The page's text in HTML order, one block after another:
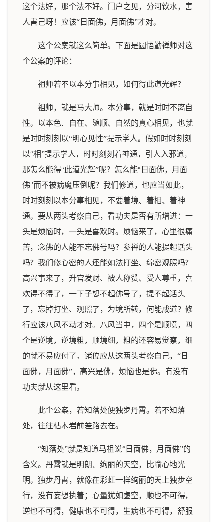
这个法好，那个法不好。门户之见，分河饮水，害
人害己呀！应该“日面佛，月面佛”才对。
这个公案就这么简单。下面是圆悟勤禅师对这
个公案的评论：
祖师若不以本分事相见，如何得此道光辉？
祖师，就是马大师。本分事，就是时时不离自
性。以本色、自在、随顺、自然的真心相见，也就
是时时刻刻以“明心见性”提示学人。假如时时刻刻
以“相”提示学人，时时刻刻着神通，引人入邪道，
那怎么能得“此道光辉”呢？怎么能“日面佛，月面
佛”而不被病魔压倒呢？我们修道，也应当如此，
时时刻刻以本分事相见，不要着境、着相、着神
通。要从两头考察自己，看功夫是否有所增进：一
头是烦恼时，一头是喜欢时。烦恼来了，心里很痛
苦，念佛的人能不忘佛号吗？参禅的人能提起话头
吗？我们修心密的人还能如法打坐、绵密观照吗？
高兴事来了，升官发财、被人称赞、受人尊重，喜
欢得不得了，一下子想不起佛号了，提不起话头
了，忘掉打坐、观照了，为境所转，何能成道？修
行应该八风不动才对。八风当中，四个是顺境，四
个是逆境，逆境粗，顺境细，粗的还容易觉察，细
的就不易应付了。诸位应从这两头考察自己，“日
面佛，月面佛”，高兴是佛，烦恼也是佛。有没有
功夫就从这里看。
此个公案，若知落处便独步丹霄。若不知落
处，往往枯木岩前差路去在。
“知落处”就是知道马祖说“日面佛，月面佛”的
含义。丹霄就是明朗、绚丽的天空，比喻心地光
明。独步丹霄，就像在彩虹一样绚丽的天上独步空
行，没有妄想执着；心量犹如虚空，顺也不可得，
逆也不可得，健康也不可得，生病也不可得，舒服